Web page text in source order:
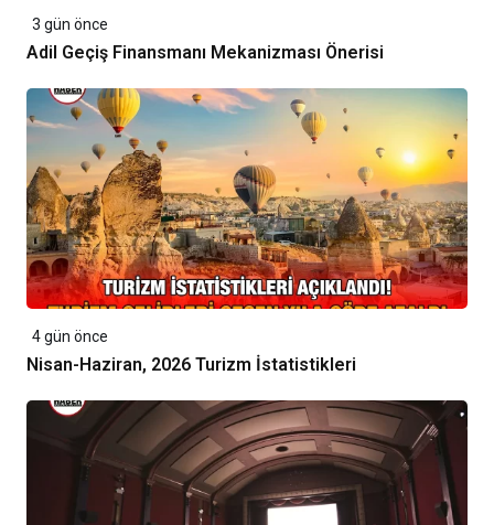
3 gün önce
Adil Geçiş Finansmanı Mekanizması Önerisi
4 gün önce
Nisan-Haziran, 2026 Turizm İstatistikleri